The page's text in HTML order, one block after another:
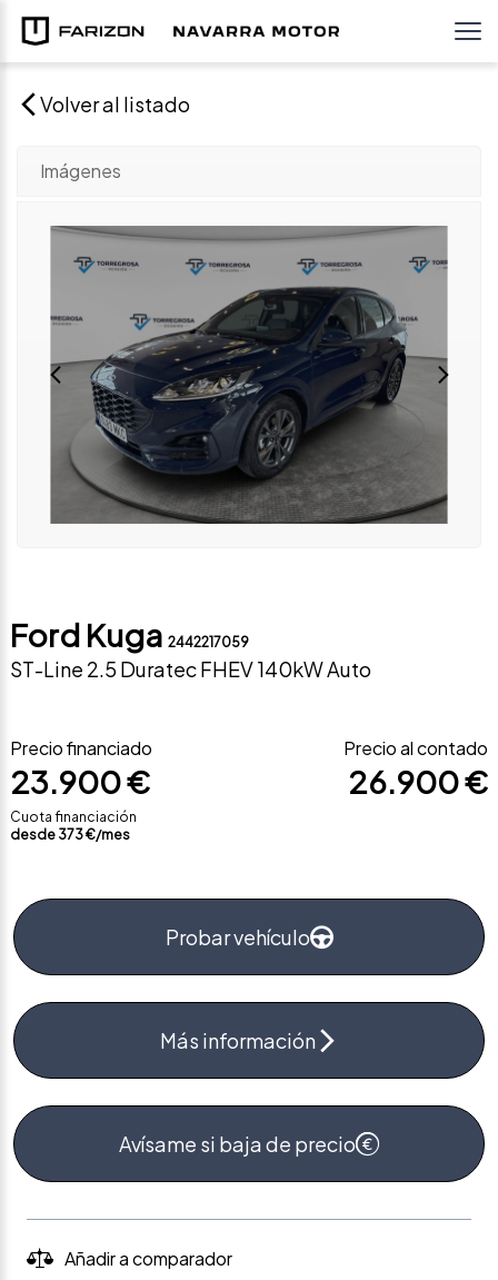
Volver al listado
Imágenes
Ford Kuga 2442217059
ST-Line 2.5 Duratec FHEV 140kW Auto
Precio financiado
23.900 €
Cuota financiación
desde 373€/mes
Precio al contado
26.900 €
Probar vehículo
Más información
Avísame si baja de precio
Añadir a comparador